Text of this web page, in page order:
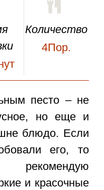
Количество
4Пор.
песто – не
но еще и
блюдо. Если
его, то
и красочные